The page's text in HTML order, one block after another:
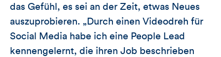
das Gefühl, es sei an der Zeit, etwas Neues
auszuprobieren. „Durch einen Videodreh für
Social Media habe ich eine People Lead
kennengelernt, die ihren Job beschrieben